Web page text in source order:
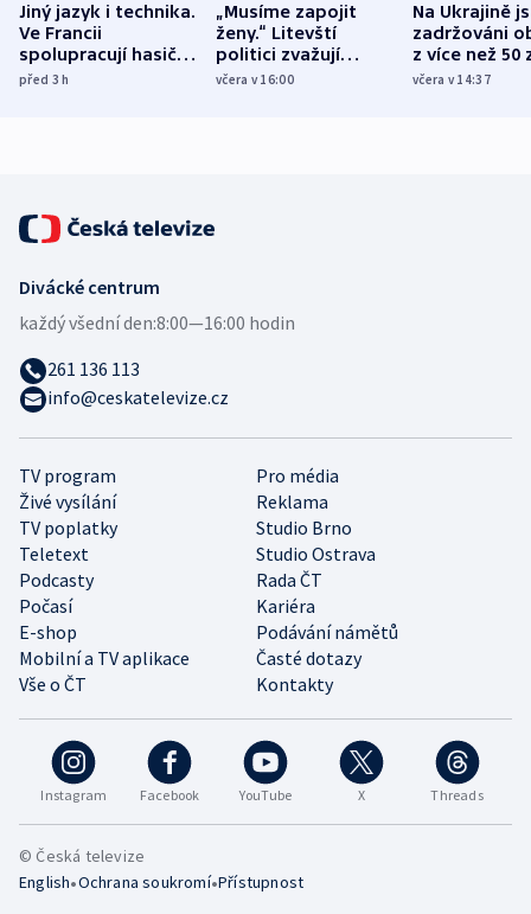
Jiný jazyk i technika.
Ve Francii
spolupracují hasiči z
různých zemí
před 3h
„Musíme zapojit
ženy.“ Litevští
politici zvažují
dohodu o
včera v 16:00
Na Ukrajině
zadržováni
z více než 50
Bojovali na
včera v 14:37
Instagram Facebook YouTube X Threads
TV program
Pro média
Živé vysílání
Reklama
TV poplatky
Studio Brno
Teletext
Studio Ostrava
Podcasty
Rada ČT
Počasí
Kariéra
E-shop
Podávání námětů
Mobilní a TV aplikace
Časté dotazy
Vše o ČT
Kontakty
Divácké centrum
každý všední den:8:00—16:00 hodin
261 136 113
info@ceskatelevize.cz
© Česká televize
English•Ochrana soukromí•Přístupnost